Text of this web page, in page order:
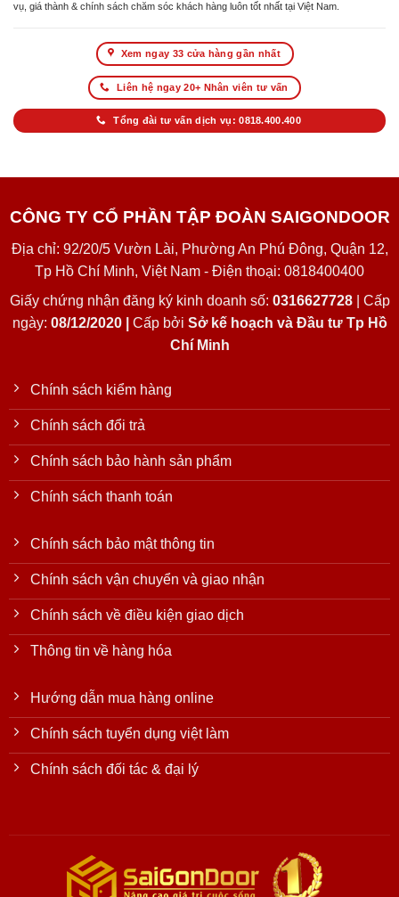
vụ, giá thành & chính sách chăm sóc khách hàng luôn tốt nhất tại Việt Nam.
Xem ngay 33 cửa hàng gần nhất
Liên hệ ngay 20+ Nhân viên tư vấn
Tổng đài tư vấn dịch vụ: 0818.400.400
CÔNG TY CỔ PHẦN TẬP ĐOÀN SAIGONDOOR
Địa chỉ: 92/20/5 Vườn Lài, Phường An Phú Đông, Quận 12,
Tp Hồ Chí Minh, Việt Nam - Điện thoại: 0818400400
Giấy chứng nhận đăng ký kinh doanh số: 0316627728| Cấp
ngày: 08/12/2020 | Cấp bởi Sở kế hoạch và Đầu tư Tp Hồ
Chí Minh
Chính sách kiểm hàng
Chính sách đổi trả
Chính sách bảo hành sản phẩm
Chính sách thanh toán
Chính sách bảo mật thông tin
Chính sách vận chuyển và giao nhận
Chính sách về điều kiện giao dịch
Thông tin về hàng hóa
Hướng dẫn mua hàng online
Chính sách tuyển dụng việt làm
Chính sách đối tác & đại lý